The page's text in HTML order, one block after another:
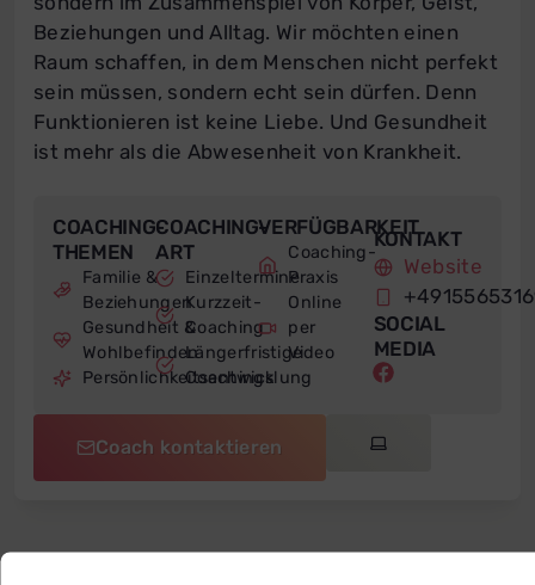
Beziehungen und Alltag. Wir möchten einen
Raum schaffen, in dem Menschen nicht perfekt
sein müssen, sondern echt sein dürfen. Denn
Funktionieren ist keine Liebe. Und Gesundheit
ist mehr als die Abwesenheit von Krankheit.
COACHING-
THEMEN
Familie &
Beziehungen
Gesundheit &
Wohlbefinden
Persönlichkeitsentwicklung
COACHING-
ART
Einzeltermine
Kurzzeit-
Coaching
Längerfristige
Coachings
VERFÜGBARKEIT
Coaching-
Praxis
Online
per
Video
KONTAKT
Website
SOCIAL
MEDIA
Coach kontaktieren